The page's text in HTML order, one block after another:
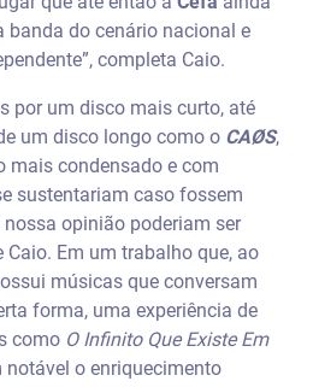
banda do cenário nacional e
completa Caio.
por um disco mais curto, até
um disco longo como o CAØS,
mais condensado e com
sustentariam caso fossem
opinião poderiam ser
Caio. Em um trabalho que, ao
músicas que conversam
forma, uma experiência de
como O Infinito Que Existe Em
notável o enriquecimento